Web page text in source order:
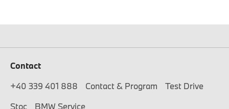
Contact
+40 339 401 888
Contact & Program
Test Drive
Stoc
BMW Service